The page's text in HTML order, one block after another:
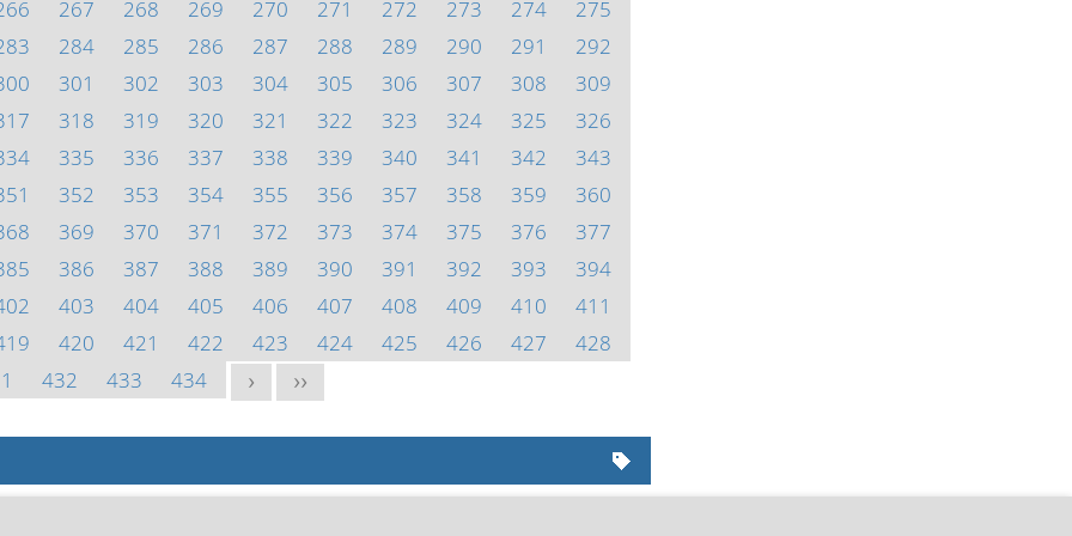
267 268 269 270 271 272 273 274
275
284 285 286 287 288 289 290 291
292
301 302 303 304 305 306 307 308
309
318 319 320 321 322 323 324 325
326
335 336 337 338 339 340 341 342
343
352 353 354 355 356 357 358 359
360
369 370 371 372 373 374 375 376
377
386 387 388 389 390 391 392 393
394
403 404 405 406 407 408 409 410
411
420 421 422 423 424 425 426 427
428
432 433 434 > >>